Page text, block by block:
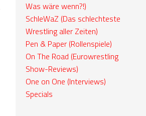
Was wäre wenn?!)
SchleWaZ (Das schlechteste
Wrestling aller Zeiten)
Pen & Paper (Rollenspiele)
On The Road (Eurowrestling
Show-Reviews)
One on One (Interviews)
Specials